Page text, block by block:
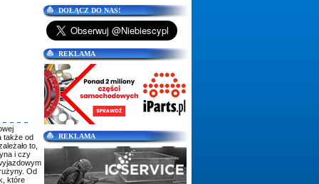
także od
to,
i czy
Od
które
DOŁĄCZ DO NAS!
REKLAMA
REKLAMA